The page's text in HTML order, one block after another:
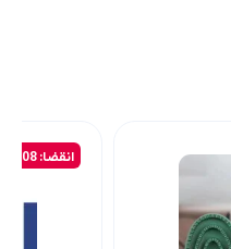
انقضا: 2027/08